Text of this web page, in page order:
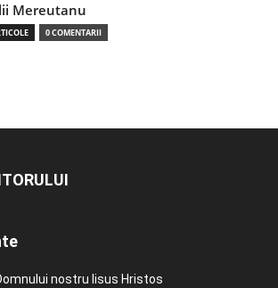
Mereutanu
0 COMENTARII
nostru Iisus Hristos